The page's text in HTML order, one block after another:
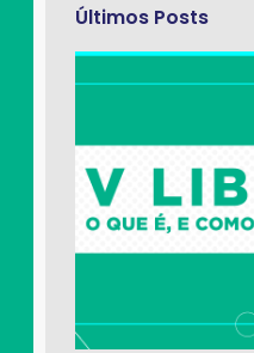
Últimos Posts